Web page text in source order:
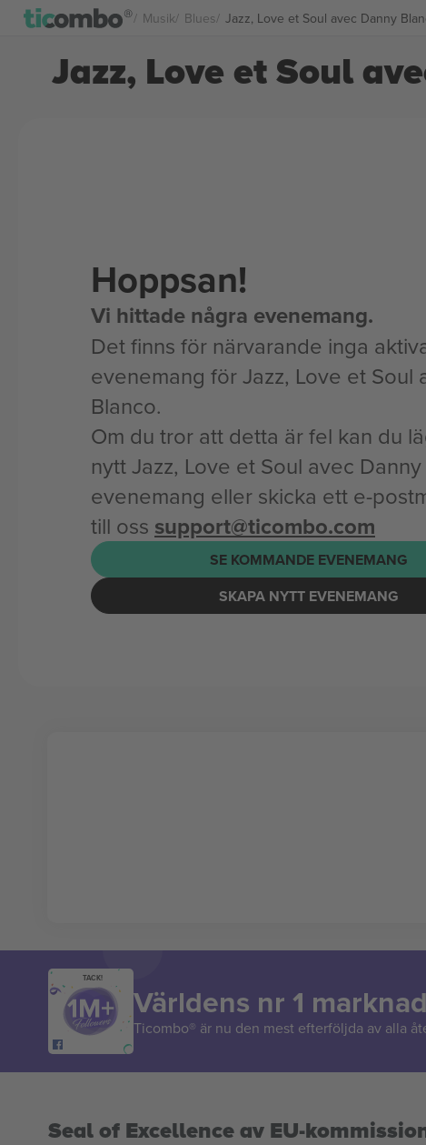
Musik Blues Jazz, Love et Soul avec Danny
Jazz, Love et Soul
Hoppsan!
Vi hittade några evenemang.
Det finns för närvarande inga
evenemang för Jazz, Love et Soul
Blanco.
Om du tror att detta är fel kan du
nytt Jazz, Love et Soul avec
evenemang eller skicka ett e-
till oss support@ticombo.com
SE KOMMANDE EVENEMANG
SKAPA NYTT EVENEMANG
TACK!
Världens nr 1
Ticombo® är nu den mest efterföljda av alla
Seal of Excellence av EU-